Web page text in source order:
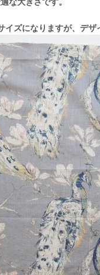
イズになりますが、デザ